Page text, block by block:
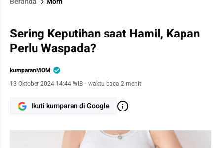
Sering Keputihan saat Hamil, Kapan
Perlu Waspada?
kumparanMOM
13 Oktober 2024 14:44 WIB · waktu baca 2 menit
Ikuti kumparan di Google